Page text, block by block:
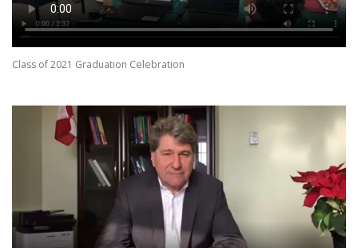
Class of 2021 Graduation Celebration